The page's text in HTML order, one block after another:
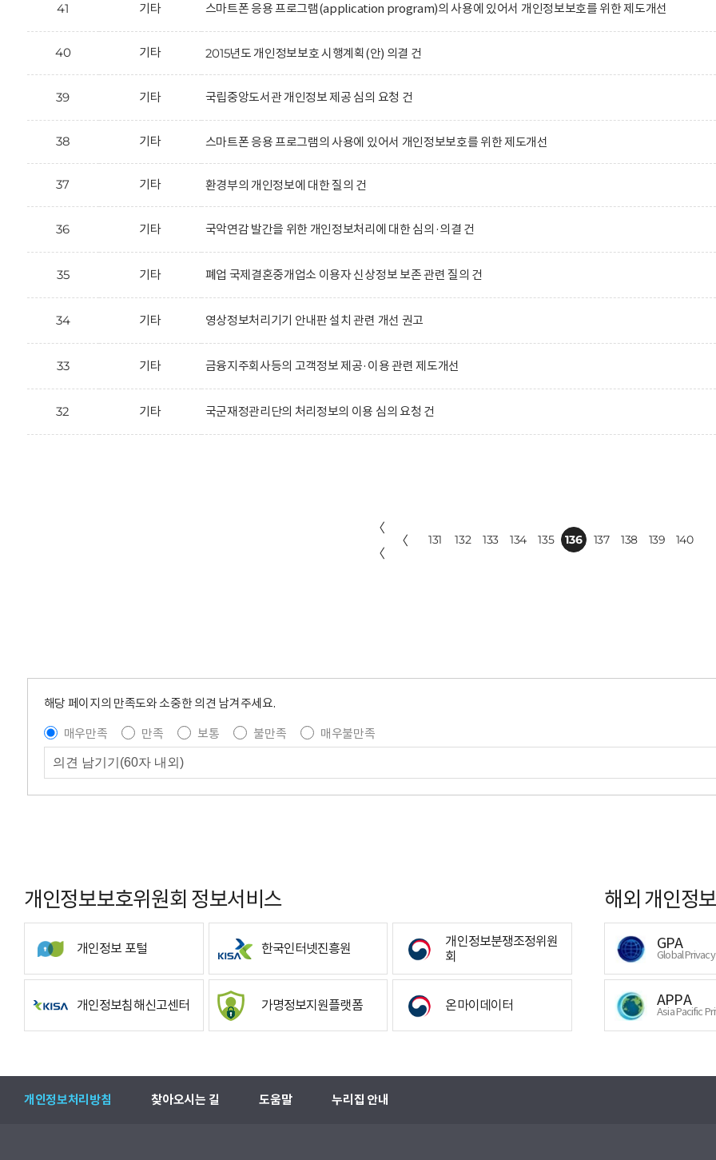
41 기타 스마트폰 응용 프로그램(application program)의 사용에 있어서 개인정보보호를 위한 제도개선
40 기타 2015년도 개인정보보호 시행계획(안) 의결 건
39 기타 국립중앙도서관 개인정보 제공 심의 요청 건
38 기타 스마트폰 응용 프로그램의 사용에 있어서 개인정보보호를 위한 제도개선
37 기타 환경부의 개인정보에 대한 질의 건
36 기타 국악연감 발간을 위한 개인정보처리에 대한 심의·의결 건
35 기타 폐업 국제결혼중개업소 이용자 신상정보 보존 관련 질의 건
34 기타 영상정보처리기기 안내판 설치 관련 개선 권고
33 기타 금융지주회사등의 고객정보 제공·이용 관련 제도개선
32 기타 국군재정관리단의 처리정보의 이용 심의 요청 건
〈
〈
〈 131 132 133 134 135 136 137 138 139 140
해당 페이지의 만족도와 소중한 의견 남겨주세요.
매우만족
만족 보통 불만족 매우불만족
개인정보보호위원회 정보서비스
개인정보 포털 한국인터넷진흥원
개인정보분쟁조정위원
회
개인정보침해신고센터 가명정보지원플랫폼 온마이데이터
해외 개인정
GPA
Global
APPA
Asia Pacific
개인정보처리방침 찾아오시는 길 도움말 누리집 안내